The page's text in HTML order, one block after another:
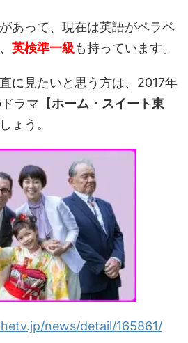
あって、現在は英語がペラペ
英検準一級 も持っています。
に見たいと思う方は、2017年
ラマ 【ホーム・スイート東
ょう。
news/detail/165861/